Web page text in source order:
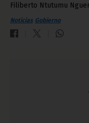
Filiberto Ntutumu
Noticias Gobierno